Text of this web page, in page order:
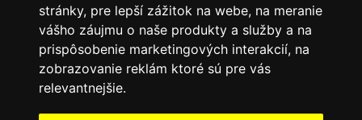
stránky, pre lepší zážitok na webe, na meranie
vášho záujmu o naše produkty a služby a na
prispôsobenie marketingových interakcií, na
zobrazovanie reklám ktoré sú pre vás
relevantnejšie.